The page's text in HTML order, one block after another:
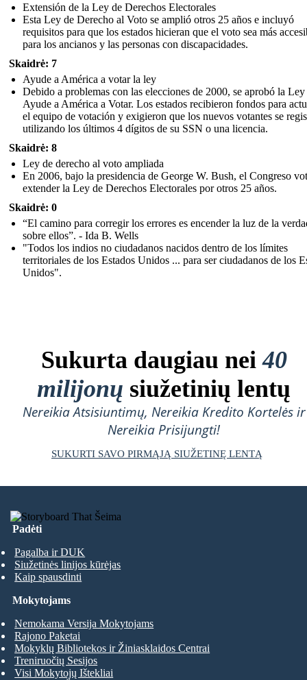
Extensión de la Ley de Derechos Electorales
Esta Ley de Derecho al Voto se amplió otros 25 años e incluyó
requisitos para que los estados hicieran que el voto sea más
para los ancianos y las personas con discapacidades.
Skaidrė: 7
Ayude a América a votar la ley
Debido a problemas con las elecciones de 2000, se aprobó la Ley
Ayude a América a Votar. Los estados recibieron fondos para
el equipo de votación y exigieron que los nuevos votantes se
utilizando los últimos 4 dígitos de su SSN o una licencia.
Skaidrė: 8
Ley de derecho al voto ampliada
En 2006, bajo la presidencia de George W. Bush, el Congreso
extender la Ley de Derechos Electorales por otros 25 años.
Skaidrė: 0
“El camino para corregir los errores es encender la luz de la
sobre ellos”. - Ida B. Wells
"Todos los indios no ciudadanos nacidos dentro de los límites
territoriales de los Estados Unidos ... para ser ciudadanos de los
Unidos".
Sukurta daugiau nei40
milijonų siužetinių lentų
Nereikia Atsisiuntimų, Nereikia Kredito Kortelės ir
Nereikia Prisijungti!
SUKURTI SAVO PIRMĄJĄ SIUŽETINĘ LENTĄ
Padėti
Pagalba ir DUK
Siužetinės linijos kūrėjas
Kaip spausdinti
Mokytojams
Nemokama Versija Mokytojams
Rajono Paketai
Mokyklų Bibliotekos ir Žiniasklaidos Centrai
Treniruočių Sesijos
Visi Mokytojų Ištekliai